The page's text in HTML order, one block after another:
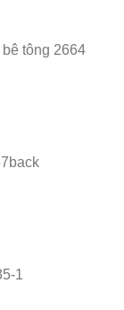
tông 2664
1